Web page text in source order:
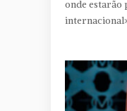
onde estarão